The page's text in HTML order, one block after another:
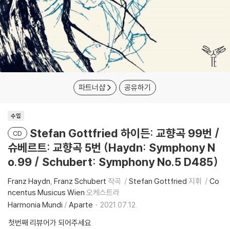
파트너샵 공유하기
수입
CD
Stefan Gottfried 하이든: 교향곡 99번 /
슈베르트: 교향곡 5번 (Haydn: Symphony N
o.99 / Schubert: Symphony No.5 D485)
Franz Haydn Franz Schubert 작곡 Stefan Gottfried 지휘
Co
ncentus Musicus Wien 오케스트라
Harmonia Mundi / Aparte
2021.07.12.
첫번째 리뷰어가 되어주세요